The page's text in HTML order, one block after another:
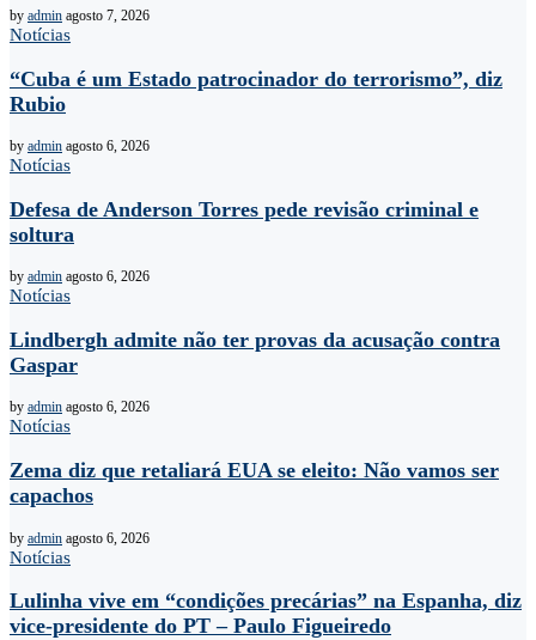
by admin agosto 7, 2026
Notícias
“Cuba é um Estado patrocinador do terrorismo”, diz
Rubio
by admin agosto 6, 2026
Notícias
Defesa de Anderson Torres pede revisão criminal e
soltura
by admin agosto 6, 2026
Notícias
Lindbergh admite não ter provas da acusação contra
Gaspar
by admin agosto 6, 2026
Notícias
Zema diz que retaliará EUA se eleito: Não vamos ser
capachos
by admin agosto 6, 2026
Notícias
Lulinha vive em “condições precárias” na Espanha, diz
vice-presidente do PT – Paulo Figueiredo